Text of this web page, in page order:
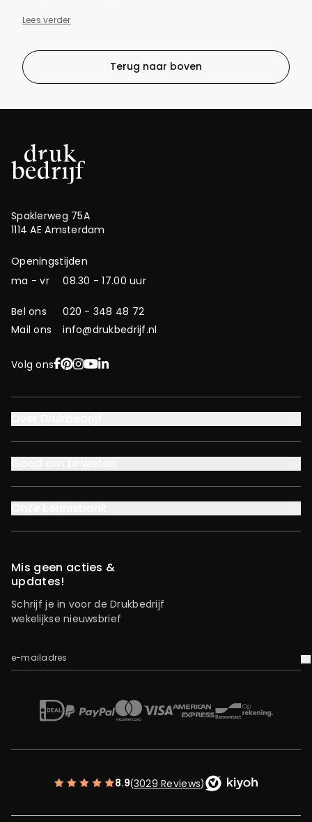
Lees verder
Terug naar boven
Spaklerweg 75A
1114 AE Amsterdam
Openingstijden
ma - vr
08.30 - 17.00 uur
Bel ons
020 - 348 48 72
Mail ons
info@drukbedrijf.nl
Volg onsFacebook
Pinterest
Instagram
YouTube
LinkedIn
Mis geen acties &
updates!
Schrijf je in voor de Drukbedrijf
wekelijkse nieuwsbrief
e-mailadres
iDEALPaypal Mastercard
Visa American Express
BancontactOp rekening
8.9(3029 Reviews)